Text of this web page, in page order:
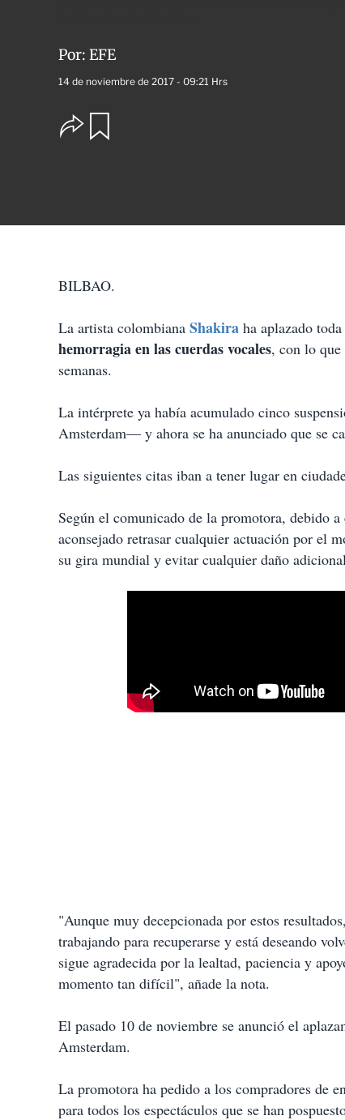
Por: EFE
14 de noviembre de 2017 - 09:21 Hrs
O
p
s
o
a
r
t
BILBAO.
La artista colombiana Shakira ha aplazado
hemorragia en las cuerdas vocales, con lo que
semanas.
La intérprete ya había acumulado cinco
Amsterdam— y ahora se ha anunciado que se
Las siguientes citas iban a tener lugar en
Según el comunicado de la promotora, debido
aconsejado retrasar cualquier actuación por el
su gira mundial y evitar cualquier daño
"Aunque muy decepcionada por estos
trabajando para recuperarse y está deseando
sigue agradecida por la lealtad, paciencia y
momento tan difícil", añade la nota.
El pasado 10 de noviembre se anunció el
Amsterdam.
La promotora ha pedido a los compradores de
para todos los espectáculos que se han